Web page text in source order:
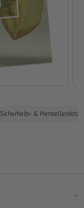
Sicherheits- &